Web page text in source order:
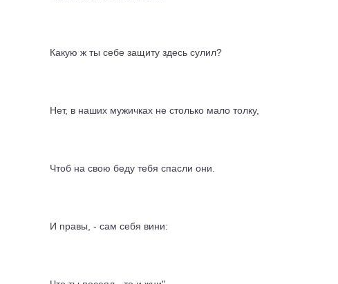
Какую ж ты себе защиту здесь сулил?
Нет, в наших мужичках не столько мало толку,
Чтоб на свою беду тебя спасли они.
И правы, - сам себя вини: